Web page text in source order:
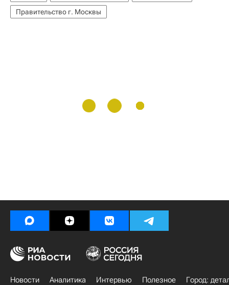
Правительство г. Москвы
Новости Аналитика Интервью Полезное
Город: